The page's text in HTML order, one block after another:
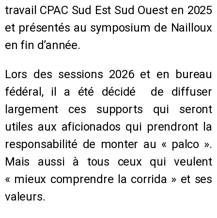
travail CPAC Sud Est Sud Ouest en 2025
et présentés au symposium de Nailloux
en fin d’année.
Lors des sessions 2026 et en bureau
fédéral, il a été décidé de diffuser
largement ces supports qui seront
utiles aux aficionados qui prendront la
responsabilité de monter au « palco ».
Mais aussi à tous ceux qui veulent
« mieux comprendre la corrida » et ses
valeurs.